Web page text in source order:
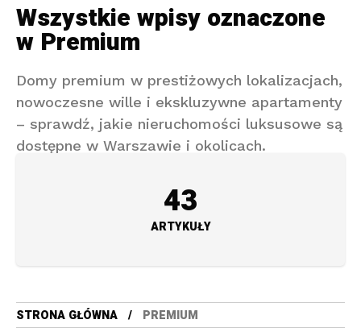
Wszystkie wpisy oznaczone
w Premium
Domy premium w prestiżowych lokalizacjach,
nowoczesne wille i ekskluzywne apartamenty
– sprawdź, jakie nieruchomości luksusowe są
dostępne w Warszawie i okolicach.
43
ARTYKUŁY
STRONA GŁÓWNA PREMIUM